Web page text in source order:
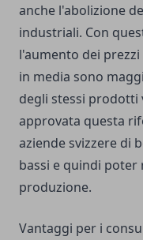
anche l'abolizione
industriali. Con
l'aumento dei
in media sono
degli stessi prodotti
approvata questa
aziende svizzere di
bassi e quindi
produzione.
Vantaggi per i